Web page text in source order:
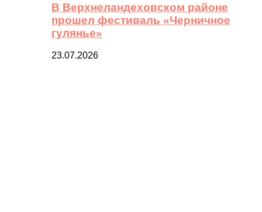
В Верхнеландеховском районе
прошел фестиваль «Черничное
гулянье»
23.07.2026